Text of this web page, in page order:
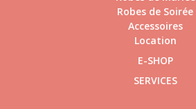
Robes de Soirée
Accessoires
Location
E-SHOP
SERVICES